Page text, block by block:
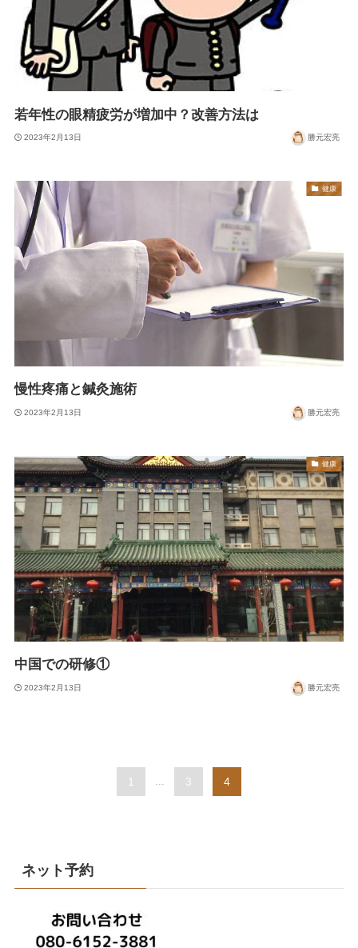
若年性の眼精疲労が増加中？改善方法は
2023年2月13日 勝元宏亮
健康
慢性疼痛と鍼灸施術
2023年2月13日 勝元宏亮
健康
中国での研修①
2023年2月13日 勝元宏亮
1 3 4
ネット予約